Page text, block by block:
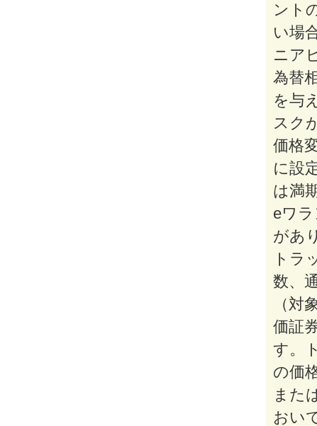
ント
い場
ニア
為替
を与
スク
価格
に設
は満
eワ
があ
トラ
数、
（対
価証
す。
の価
また
おい